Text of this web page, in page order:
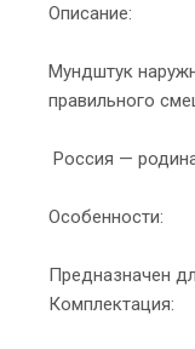
Описание:
Мундштук
правильного
Россия —
Особенности:
Предназначен
Комплектация: